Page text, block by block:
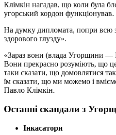
Клімкін нагадав, що коли була
угорський кордон функціонував.
На думку дипломата, попри всю
здорового глузду».
«Зараз вони (влада Угорщини —
Вони прекрасно розуміють, що
таки сказати, що домовлятися
їм сказати, що ми можемо і
Павло Клімкін.
Останні скандали з
Інкасатори